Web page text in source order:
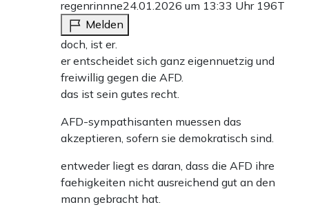
regenrinnne24.01.2026 um 13:33 Uhr 196T
Melden
doch, ist er.
er entscheidet sich ganz eigennuetzig und
freiwillig gegen die AFD.
das ist sein gutes recht.
AFD-sympathisanten muessen das
akzeptieren, sofern sie demokratisch sind.
entweder liegt es daran, dass die AFD ihre
faehigkeiten nicht ausreichend gut an den
mann gebracht hat.